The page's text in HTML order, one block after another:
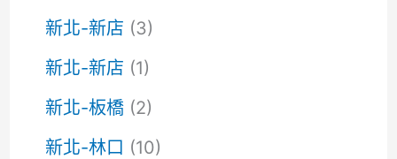
新北-新店 (3)
新北-新店 (1)
新北-板橋(2)
新北-林口 (10)